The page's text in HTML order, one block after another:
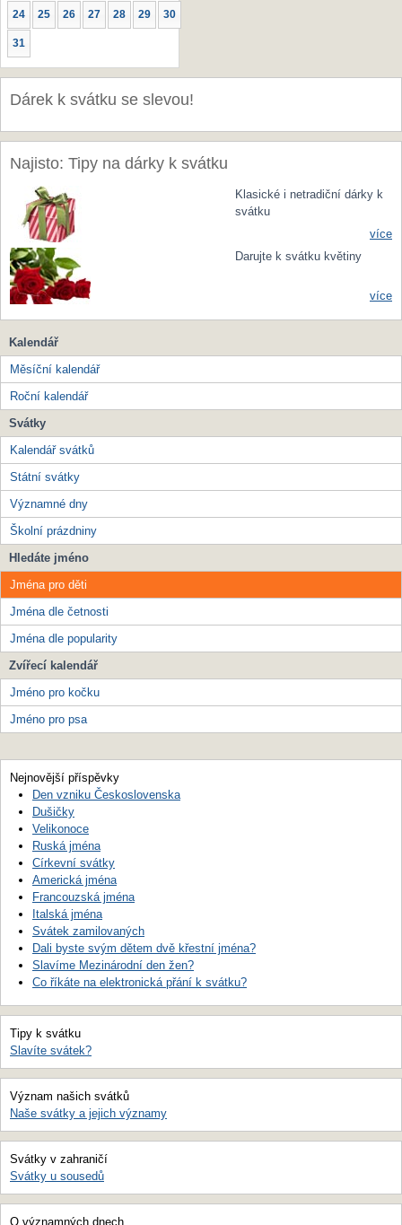
24 25 26 27 28 29 30
31
Dárek k svátku se slevou!
Najisto: Tipy na dárky k svátku
Klasické i netradiční dárky k
svátku
více
Darujte k svátku květiny
více
Kalendář
Měsíční kalendář
Roční kalendář
Svátky
Kalendář svátků
Státní svátky
Významné dny
Školní prázdniny
Hledáte jméno
Jména pro děti
Jména dle četnosti
Jména dle popularity
Zvířecí kalendář
Jméno pro kočku
Jméno pro psa
Nejnovější příspěvky
Den vzniku Československa
Dušičky
Velikonoce
Ruská jména
Církevní svátky
Americká jména
Francouzská jména
Italská jména
Svátek zamilovaných
Dali byste svým dětem dvě křestní jména?
Slavíme Mezinárodní den žen?
Co říkáte na elektronická přání k svátku?
Tipy k svátku
Slavíte svátek?
Význam našich svátků
Naše svátky a jejich významy
Svátky v zahraničí
Svátky u sousedů
O významných dnech